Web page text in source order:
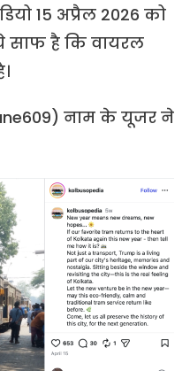
15 अप्रैल 2026 को
साफ है कि वायरल
नाम के यूजर ने